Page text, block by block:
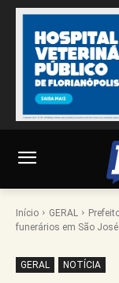
Início GERAL
funerários em São José
GERAL NOTÍCIA